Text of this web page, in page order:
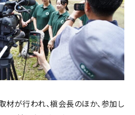
が行われ、槇会長のほか、参加し